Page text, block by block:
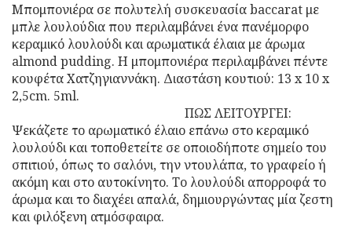
Μπομπονιέρα σε πολυτελή συσκευασία baccarat με
μπλε λουλούδια που περιλαμβάνει ένα πανέμορφο
κεραμικό λουλούδι και αρωματικά έλαια με άρωμα
almond pudding. Η μπομπονιέρα περιλαμβάνει πέντε
κουφέτα Χατζηγιαννάκη. Διαστάση κουτιού: 13 x 10 x
2,5cm. 5ml.
ΠΩΣ ΛΕΙΤΟΥΡΓΕΙ:
Ψεκάζετε το αρωματικό έλαιο επάνω στο κεραμικό
λουλούδι και τοποθετείτε σε οποιοδήποτε σημείο του
σπιτιού, όπως το σαλόνι, την ντουλάπα, το γραφείο ή
ακόμη και στο αυτοκίνητο. Το λουλούδι απορροφά το
άρωμα και το διαχέει απαλά, δημιουργώντας μία ζεστη
και φιλόξενη ατμόσφαιρα.